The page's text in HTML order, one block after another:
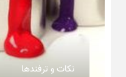
نکات و ترفندها